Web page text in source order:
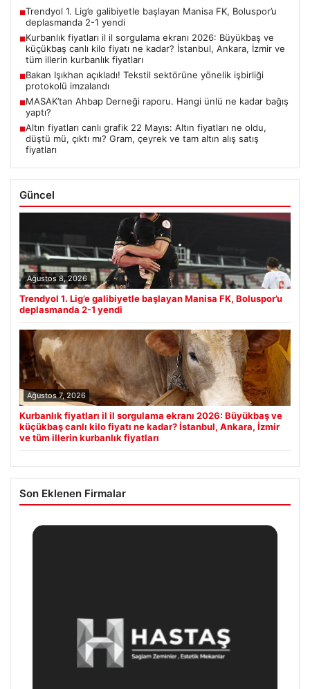
■Trendyol 1. Lig’e galibiyetle başlayan Manisa FK, Boluspor’u
deplasmanda 2-1 yendi
■Kurbanlık fiyatları il il sorgulama ekranı 2026: Büyükbaş ve
küçükbaş canlı kilo fiyatı ne kadar? İstanbul, Ankara, İzmir ve
tüm illerin kurbanlık fiyatları
■Bakan Işıkhan açıkladı! Tekstil sektörüne yönelik işbirliği
protokolü imzalandı
■MASAK’tan Ahbap Derneği raporu. Hangi ünlü ne kadar bağış
yaptı?
■Altın fiyatları canlı grafik 22 Mayıs: Altın fiyatları ne oldu,
düştü mü, çıktı mı? Gram, çeyrek ve tam altın alış satış
fiyatları
Güncel
Ağustos 8, 2026
Trendyol 1. Lig’e galibiyetle başlayan Manisa FK, Boluspor’u
deplasmanda 2-1 yendi
Ağustos 7, 2026
Kurbanlık fiyatları il il sorgulama ekranı 2026: Büyükbaş ve
küçükbaş canlı kilo fiyatı ne kadar? İstanbul, Ankara, İzmir
ve tüm illerin kurbanlık fiyatları
Son Eklenen Firmalar